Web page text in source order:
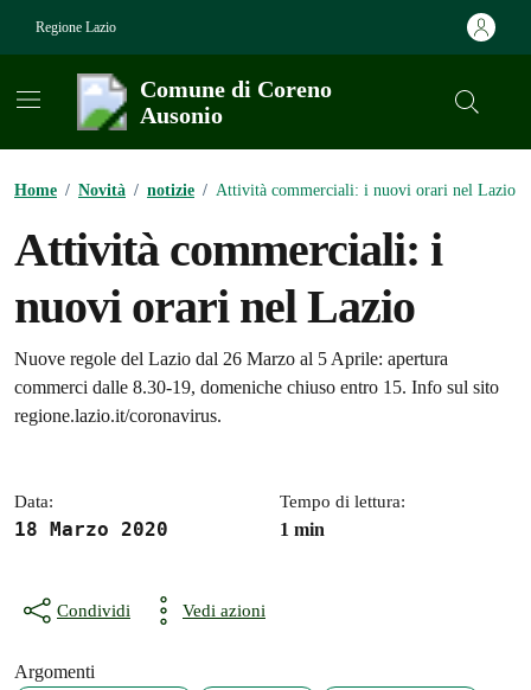
Regione Lazio
Comune di Coreno
Ausonio
Home / Novità / notizie / Attività commerciali: i nuovi orari nel Lazio
Attività commerciali: i
nuovi orari nel Lazio
Dettagli della notizia
Nuove regole del Lazio dal 26 Marzo al 5 Aprile: apertura
commerci dalle 8.30-19, domeniche chiuso entro 15. Info sul sito
regione.lazio.it/coronavirus.
Data:
18 Marzo 2020
Tempo di lettura:
1 min
Condividi Vedi azioni
Argomenti